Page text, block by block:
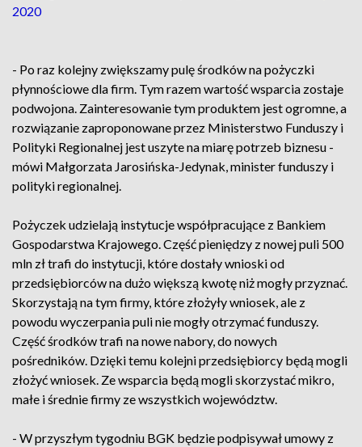
2020
- Po raz kolejny zwiększamy pulę środków na pożyczki
płynnościowe dla firm. Tym razem wartość wsparcia zostaje
podwojona. Zainteresowanie tym produktem jest ogromne, a
rozwiązanie zaproponowane przez Ministerstwo Funduszy i
Polityki Regionalnej jest uszyte na miarę potrzeb biznesu -
mówi Małgorzata Jarosińska-Jedynak, minister funduszy i
polityki regionalnej.
Pożyczek udzielają instytucje współpracujące z Bankiem
Gospodarstwa Krajowego. Część pieniędzy z nowej puli 500
mln zł trafi do instytucji, które dostały wnioski od
przedsiębiorców na dużo większą kwotę niż mogły przyznać.
Skorzystają na tym firmy, które złożyły wniosek, ale z
powodu wyczerpania puli nie mogły otrzymać funduszy.
Część środków trafi na nowe nabory, do nowych
pośredników. Dzięki temu kolejni przedsiębiorcy będą mogli
złożyć wniosek. Ze wsparcia będą mogli skorzystać mikro,
małe i średnie firmy ze wszystkich województw.
- W przyszłym tygodniu BGK będzie podpisywał umowy z